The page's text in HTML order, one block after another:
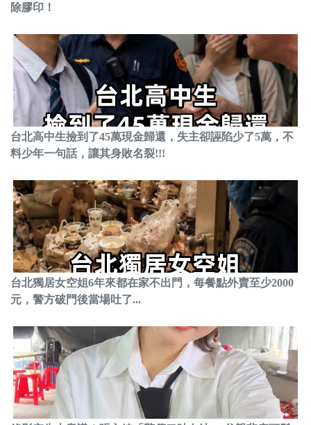
除膠印！
台北高中生撿到了45萬現金歸還，失主卻誣陷少了5萬，不
料少年一句話，讓其身敗名裂!!!
台北獨居女空姐6年來都在家不出門，每餐點外賣至少2000
元，警方破門後當場吐了...